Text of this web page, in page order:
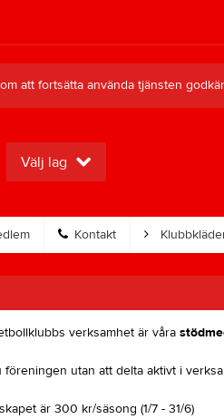
att fortsätta använda tjänsten
Välj lag
Kontakt
verksamhet är våra
utan att delta aktivt i
är 300 kr/säsong (1/7 - 31/6)